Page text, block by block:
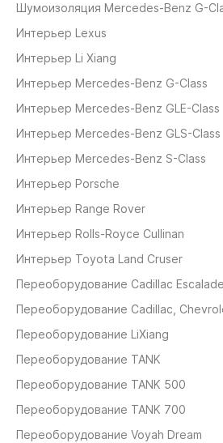
Шумоизоляция Mercedes-Benz G-
Интерьер Lexus
Интерьер Li Xiang
Интерьер Mercedes-Benz G-Class
Интерьер Mercedes-Benz GLE-Class
Интерьер Mercedes-Benz GLS-Class
Интерьер Mercedes-Benz S-Class
Интерьер Porsche
Интерьер Range Rover
Интерьер Rolls-Royce Cullinan
Интерьер Toyota Land Cruser
Переоборудование Cadillaс Escalade
Переоборудование Cadillaс,
Переоборудование LiXiang
Переоборудование TANK
Переоборудование TANK 500
Переоборудование TANK 700
Переоборудование Voyah Dream